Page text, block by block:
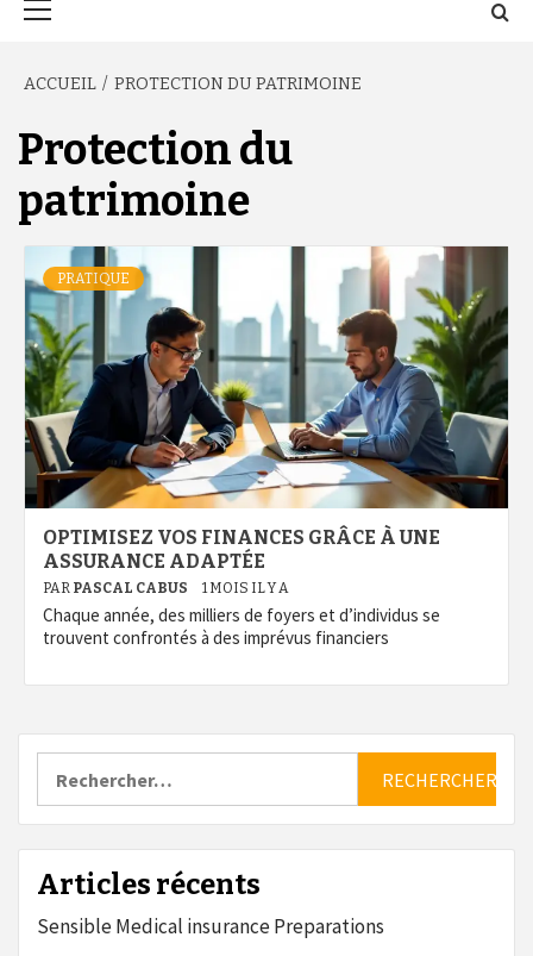
ACCUEIL PROTECTION DU PATRIMOINE
Protection du
patrimoine
PRATIQUE
OPTIMISEZ VOS FINANCES GRÂCE À UNE
ASSURANCE ADAPTÉE
PAR PASCAL CABUS 1 MOIS IL Y A
Chaque année, des milliers de foyers et d’individus se
trouvent confrontés à des imprévus financiers
Articles récents
Sensible Medical insurance Preparations